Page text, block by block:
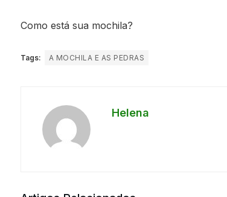
Como está sua mochila?
Tags: A MOCHILA E AS PEDRAS
Helena